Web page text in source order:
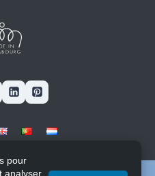
Jobs-
A propos
pour
analyser